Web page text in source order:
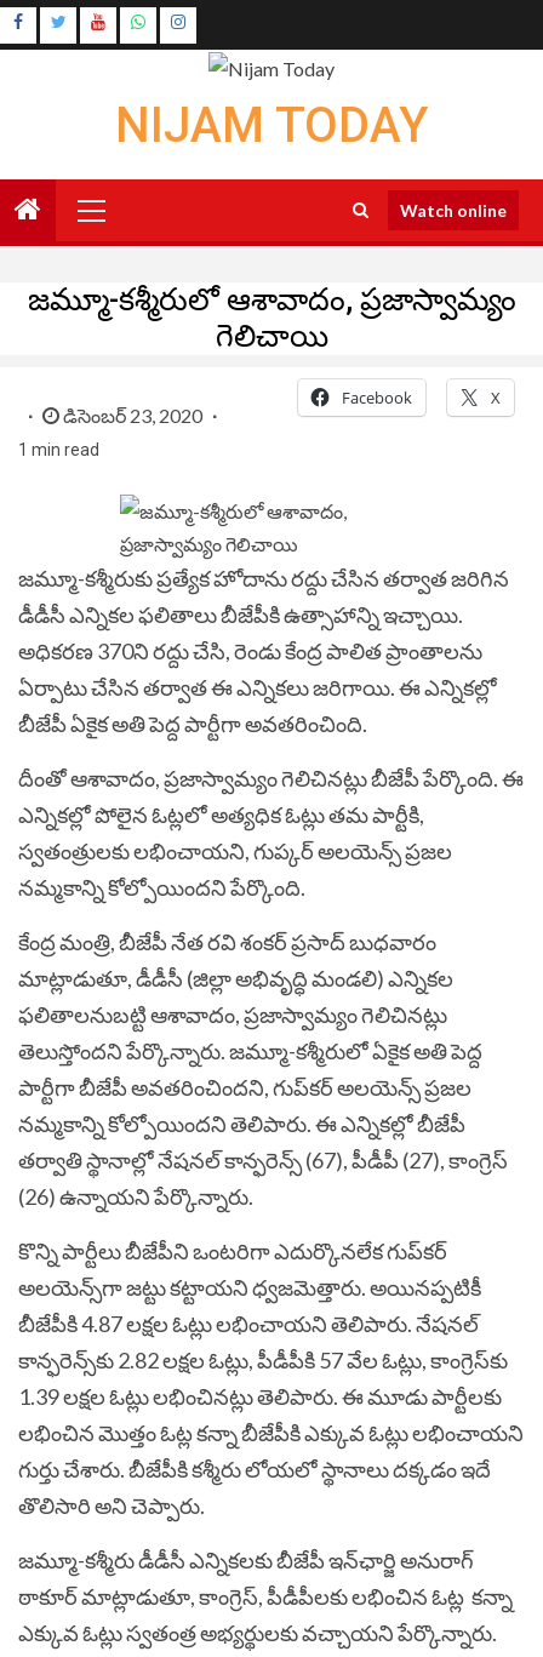
Skip
to
Instagram
NIJAM TODAY
Menu
Watch online
జమ్మూ-కశ్మీరులో ఆశావాదం, ప్రజాస్వామ్యం
గెలిచాయి
డిసెంబర్ 23, 2020
1 min read
Facebook X
జమ్మూ-కశ్మీరుకు ప్రత్యేక హోదాను రద్దు చేసిన తర్వాత జరిగిన
డీడీసీ ఎన్నికల ఫలితాలు బీజేపీకి ఉత్సాహాన్ని ఇచ్చాయి.
అధికరణ 370ని రద్దు చేసి, రెండు కేంద్ర పాలిత ప్రాంతాలను
ఏర్పాటు చేసిన తర్వాత ఈ ఎన్నికలు జరిగాయి. ఈ ఎన్నికల్లో
బీజేపీ ఏకైక అతి పెద్ద పార్టీగా అవతరించింది.
దీంతో ఆశావాదం, ప్రజాస్వామ్యం గెలిచినట్లు బీజేపీ పేర్కొంది. ఈ
ఎన్నికల్లో పోలైన ఓట్లలో అత్యధిక ఓట్లు తమ పార్టీకి,
స్వతంత్రులకు లభించాయని, గుప్కర్ అలయెన్స్‌ ప్రజల
నమ్మకాన్ని కోల్పోయిందని పేర్కొంది.
కేంద్ర మంత్రి, బీజేపీ నేత రవి శంకర్ ప్రసాద్ బుధవారం
మాట్లాడుతూ, డీడీసీ (జిల్లా అభివృద్ధి మండలి) ఎన్నికల
ఫలితాలనుబట్టి ఆశావాదం, ప్రజాస్వామ్యం గెలిచినట్లు
తెలుస్తోందని పేర్కొన్నారు.జమ్మూ-కశ్మీరులో ఏకైక అతి పెద్ద
పార్టీగా బీజేపీ అవతరించిందని, గుప్‌కర్ అలయెన్స్ ప్రజల
నమ్మకాన్ని కోల్పోయిందని తెలిపారు. ఈ ఎన్నికల్లో బీజేపీ
తర్వాతి స్థానాల్లో నేషనల్ కాన్ఫరెన్స్ (67), పీడీపీ (27), కాంగ్రెస్
(26) ఉన్నాయని పేర్కొన్నారు.
కొన్ని పార్టీలు బీజేపీని ఒంటరిగా ఎదుర్కొనలేక గుప్‌కర్
అలయెన్స్‌గా జట్టు కట్టాయని ధ్వజమెత్తారు. అయినప్పటికీ
బీజేపీకి 4.87 లక్షల ఓట్లు లభించాయని తెలిపారు. నేషనల్
కాన్ఫరెన్స్‌కు 2.82 లక్షల ఓట్లు, పీడీపీకి 57 వేల ఓట్లు, కాంగ్రెస్‌కు
1.39 లక్షల ఓట్లు లభించినట్లు తెలిపారు.ఈ మూడు పార్టీలకు
లభించిన మొత్తం ఓట్ల కన్నా బీజేపీకి ఎక్కువ ఓట్లు లభించాయని
గుర్తు చేశారు. బీజేపీకి కశ్మీరు లోయలో స్థానాలు దక్కడం ఇదే
తొలిసారి అని చెప్పారు.
జమ్మూ-కశ్మీరు డీడీసీ ఎన్నికలకు బీజేపీ ఇన్‌ఛార్జి అనురాగ్
ఠాకూర్ మాట్లాడుతూ, కాంగ్రెస్‌, పీడీపీలకు లభించిన ఓట్ల కన్నా
ఎక్కువ ఓట్లు స్వతంత్ర అభ్యర్థులకు వచ్చాయని పేర్కొన్నారు.